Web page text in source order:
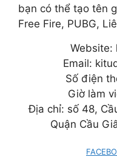
bạn có thể tạo tên
Free Fire, PUBG,
Website:
Email:
Số điện
Giờ làm
Địa chỉ: số 48,
Quận Cầu